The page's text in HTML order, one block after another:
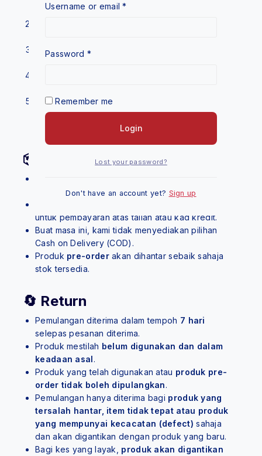
air.
Sapukan dari bawah muka ke atas secara urutan
Digalakkan untuk terus bersihkan muka dengan
DerMAGs Intensive Brightening Cleanseruntuk
cucian yang lebih bersih.
📦 Shipping
selepas pembayaran disahkan.
untuk pembayaran atas talian atau kad kredit.
Buat masa ini, kami tidak menyediakan pilihan
Cash on Delivery (COD).
Produk pre-orderakan dihantar sebaik sahaja
stok tersedia.
🔄 Return
Pemulangan diterima dalam tempoh 7 hari
selepas pesanan diterima.
Produk mestilah belum digunakan dan dalam
keadaan asal.
Produk yang telah digunakan atau produk pre-
order tidak boleh dipulangkan.
Pemulangan hanya diterima bagi produk yang
tersalah hantar, item tidak tepat atau produk
yang mempunyai kecacatan (defect) sahaja
dan akan digantikan dengan produk yang baru.
Bagi kes yang layak, produk akan digantikan
Username or email*
Password *
Remember me
Login
Lost your password?
Don't have an account yet? Sign up